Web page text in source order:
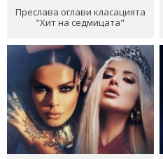
Преслава оглави класацията
"Хит на седмицата"